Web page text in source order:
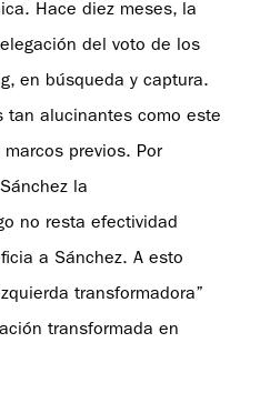
Hace diez meses, la
del voto de los
en búsqueda y captura.
tan alucinantes como este
previos. Por
la
no resta efectividad
a Sánchez. A esto
transformadora”
transformada en